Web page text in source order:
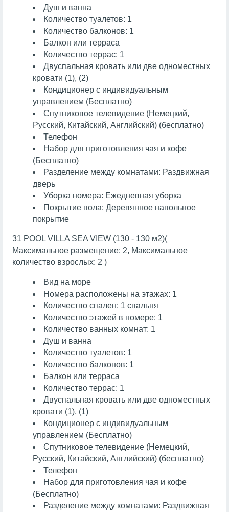
Душ и ванна
Количество туалетов: 1
Количество балконов: 1
Балкон или терраса
Количество террас: 1
Двуспальная кровать или две одноместных
кровати (1), (2)
Кондиционер с индивидуальным
управлением (Бесплатно)
Спутниковое телевидение (Немецкий,
Русский, Китайский, Английский) (бесплатно)
Телефон
Набор для приготовления чая и кофе
(Бесплатно)
Разделение между комнатами: Раздвижная
дверь
Уборка номера: Ежедневная уборка
Покрытие пола: Деревянное напольное
покрытие
31 POOL VILLA SEA VIEW (130 - 130 м2)(
Максимальное размещение: 2, Максимальное
количество взрослых: 2 )
Вид на море
Номера расположены на этажах: 1
Количество спален: 1 спальня
Количество этажей в номере: 1
Количество ванных комнат: 1
Душ и ванна
Количество туалетов: 1
Количество балконов: 1
Балкон или терраса
Количество террас: 1
Двуспальная кровать или две одноместных
кровати (1), (1)
Кондиционер с индивидуальным
управлением (Бесплатно)
Спутниковое телевидение (Немецкий,
Русский, Китайский, Английский) (бесплатно)
Телефон
Набор для приготовления чая и кофе
(Бесплатно)
Разделение между комнатами: Раздвижная